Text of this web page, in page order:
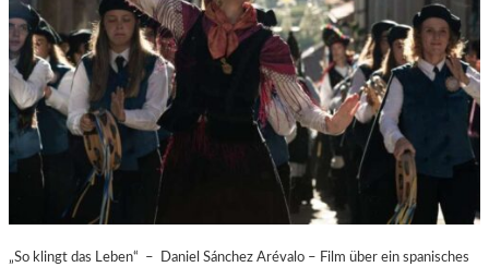
„So klingt das Leben“ – Daniel Sánchez Arévalo – Film über ein spanisches